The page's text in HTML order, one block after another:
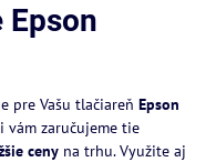
Epson
pre Vašu tlačiareň Epson
vám zaručujeme tie
ceny na trhu. Využite aj